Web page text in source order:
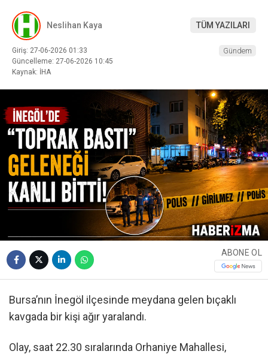
Neslihan Kaya TÜM YAZILARI
Giriş: 27-06-2026 01:33
Güncelleme: 27-06-2026 10:45
Kaynak: İHA
Gündem
ABONE OL
Bursa’nın İnegöl ilçesinde meydana gelen bıçaklı
kavgada bir kişi ağır yaralandı.
Olay, saat 22.30 sıralarında Orhaniye Mahallesi,